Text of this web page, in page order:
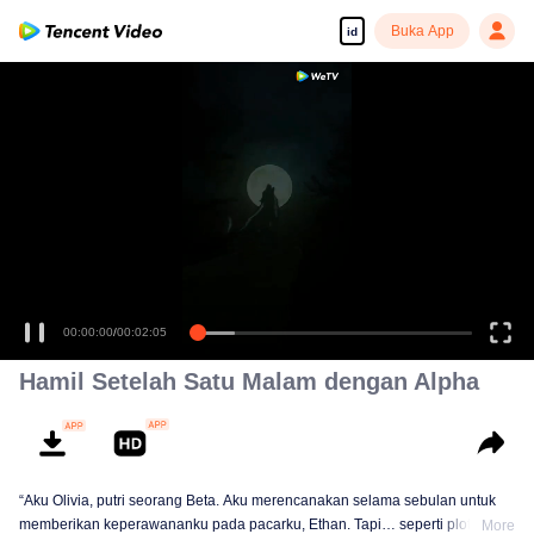
id Buka App
00:00:00/00:02:05
Hamil Setelah Satu Malam dengan Alpha
“Aku Olivia, putri seorang Beta. Aku merencanakan selama sebulan untuk
memberikan keperawananku pada pacarku, Ethan. Tapi… seperti plot klise
More